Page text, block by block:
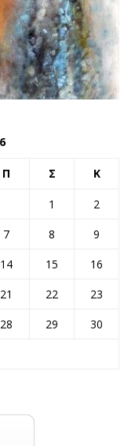
Π Σ Κ
1
2
7 8
9
14 15
16
21 22
23
28 29
30